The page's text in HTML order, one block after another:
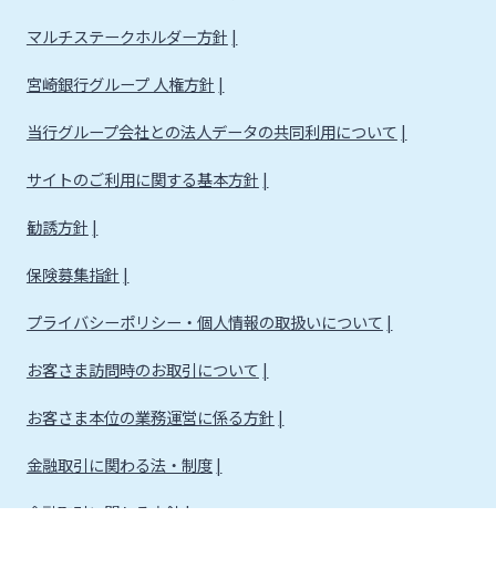
マルチステークホルダー方針
宮崎銀行グループ 人権方針
当行グループ会社との法人データの共同利用について
サイトのご利用に関する基本方針
勧誘方針
保険募集指針
プライバシーポリシー・個人情報の取扱いについて
お客さま訪問時のお取引について
お客さま本位の業務運営に係る方針
金融取引に関わる法・制度
金融取引に関わる方針